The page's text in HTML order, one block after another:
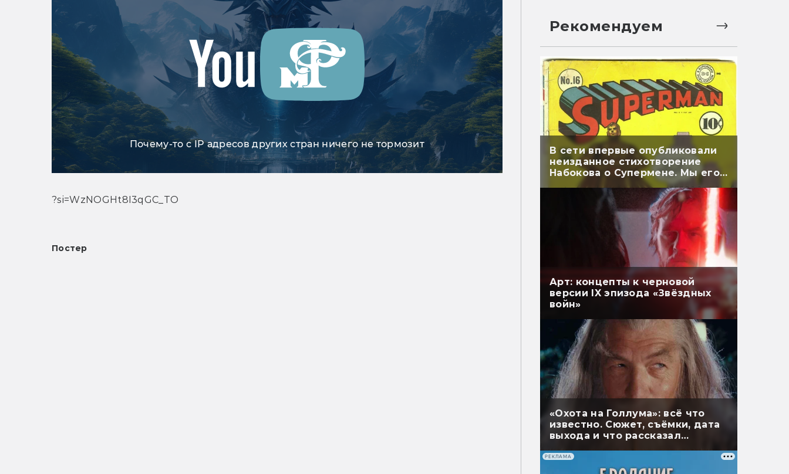
Почему-то с IP адресов других стран ничего не тормозит
?si=WzNOGHt8I3qGC_TO
Постер
Рекомендуем
В сети впервые опубликовали
неизданное стихотворение
Набокова о Супермене. Мы его
перевели
Арт: концепты к черновой
версии IX эпизода «Звёздных
войн»
«Охота на Голлума»: всё что
известно. Сюжет, съёмки, дата
выхода и что рассказал
РЕКЛАМА